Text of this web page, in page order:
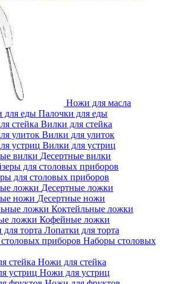
Ножи для масла
Палочки для еды
Вилки для стейка
Вилки для улиток
Вилки для устриц
Десертные вилки
для столовых приборов
Десертные ложки
Десертные ножи
Коктейльные ложки
Кофейные ложки
Лопатки для торта
Наборы столовых
Ножи для стейка
Ножи для устриц